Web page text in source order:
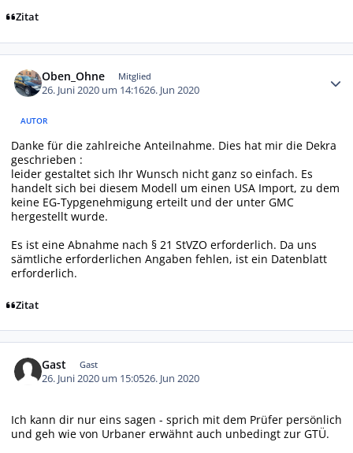
Zitat
Oben_Ohne Mitglied
26. Juni 2020 um 14:1626. Jun 2020
AUTOR
Danke für die zahlreiche Anteilnahme. Dies hat mir die Dekra
geschrieben :
leider gestaltet sich Ihr Wunsch nicht ganz so einfach. Es
handelt sich bei diesem Modell um einen USA Import, zu dem
keine EG-Typgenehmigung erteilt und der unter GMC
hergestellt wurde.
Es ist eine Abnahme nach § 21 StVZO erforderlich. Da uns
sämtliche erforderlichen Angaben fehlen, ist ein Datenblatt
erforderlich.
Zitat
Gast Gast
26. Juni 2020 um 15:0526. Jun 2020
Ich kann dir nur eins sagen - sprich mit dem Prüfer persönlich
und geh wie von Urbaner erwähnt auch unbedingt zur GTÜ.